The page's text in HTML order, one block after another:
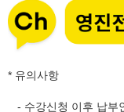
* 유의사항
- 수강신청 이후 납부